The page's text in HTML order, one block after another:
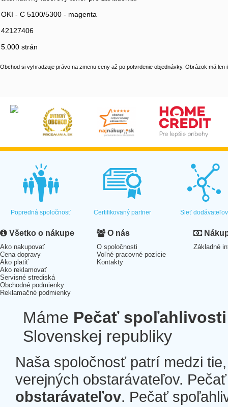
OKI - C 5100/5300 - magenta
42127406
5.000 strán
Obchod si vyhradzuje právo na zmenu ceny až po potvrdenie objednávky. Obrázok má len
Popredná spoločnosť Certifikovaný partner Sieť dodávateľov
Všetko o nákupe
Ako nakupovať
Cena dopravy
Ako platiť
Ako reklamovať
Servisné strediská
Obchodné podmienky
Reklamačné podmienky
O nás
O spoločnosti
Voľné pracovné pozície
Kontakty
Základné
Máme Pečať spoľahlivosti
Slovenskej republiky
Naša spoločnosť patrí medzi
verejných obstarávateľov.
obstarávateľov. Pečať